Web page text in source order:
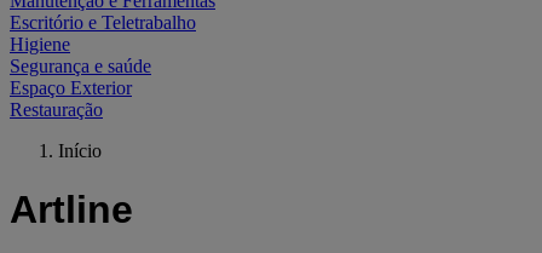
Escritório e Teletrabalho
Higiene
Segurança e saúde
Espaço Exterior
Restauração
Início
Artline